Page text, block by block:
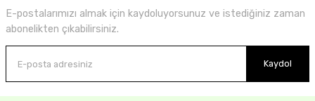
E-postalarımızı almak için kaydoluyorsunuz ve istediğiniz zaman
abonelikten çıkabilirsiniz.
Kaydol